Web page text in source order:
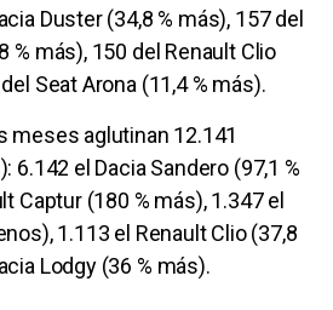
Duster (34,8 % más), 157 del
% más), 150 del Renault Clio
Seat Arona (11,4 % más).
meses aglutinan 12.141
6.142 el Dacia Sandero (97,1 %
Captur (180 % más), 1.347 el
1.113 el Renault Clio (37,8
Lodgy (36 % más).